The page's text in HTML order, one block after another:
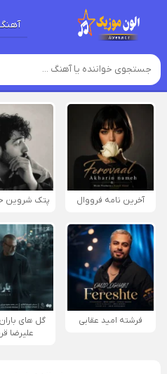
آخرین نامه فرووال پتک شروین
فرشته امید عقابی
گل های
علیرضا